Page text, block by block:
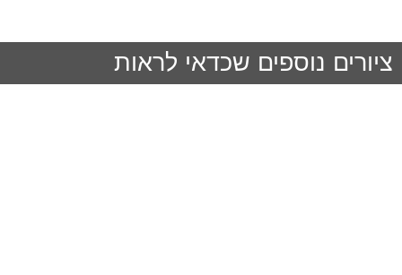
ציורים נוספים שכדאי לראות